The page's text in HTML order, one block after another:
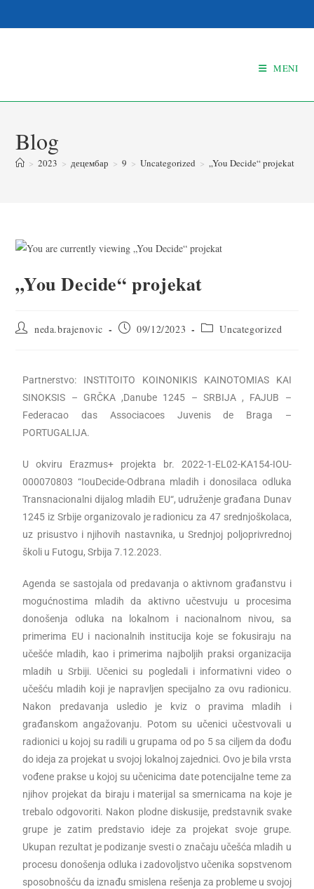
MENI
Blog
> 2023 > децембар > 9 > Uncategorized > „You Decide“ projekat
„You Decide“ projekat
neda.brajenovic 09/12/2023 Uncategorized
Partnerstvo: INSTITOITO KOINONIKIS KAINOTOMIAS KAI
SINOKSIS – GRČKA ,Danube 1245 – SRBIJA , FAJUB –
Federacao das Associacoes Juvenis de Braga –
PORTUGALIJA.
U okviru Erazmus+ projekta br. 2022-1-EL02-KA154-IOU-
000070803 “IouDecide-Odbrana mladih i donosilaca odluka
Transnacionalni dijalog mladih EU“, udruženje građana Dunav
1245 iz Srbije organizovalo je radionicu za 47 srednjoškolaca,
uz prisustvo i njihovih nastavnika, u Srednjoj poljoprivrednoj
školi u Futogu, Srbija 7.12.2023.
Agenda se sastojala od predavanja o aktivnom građanstvu i
mogućnostima mladih da aktivno učestvuju u procesima
donošenja odluka na lokalnom i nacionalnom nivou, sa
primerima EU i nacionalnih institucija koje se fokusiraju na
učešće mladih, kao i primerima najboljih praksi organizacija
mladih u Srbiji. Učenici su pogledali i informativni video o
učešću mladih koji je napravljen specijalno za ovu radionicu.
Nakon predavanja usledio je kviz o pravima mladih i
građanskom angažovanju. Potom su učenici učestvovali u
radionici u kojoj su radili u grupama od po 5 sa ​​ciljem da dođu
do ideja za projekat u svojoj lokalnoj zajednici. Ovo je bila vrsta
vođene prakse u kojoj su učenicima date potencijalne teme za
njihov projekat da biraju i materijal sa smernicama na koje je
trebalo odgovoriti. Nakon plodne diskusije, predstavnik svake
grupe je zatim predstavio ideje za projekat svoje grupe.
Ukupan rezultat je podizanje svesti o značaju učešća mladih u
procesu donošenja odluka i zadovoljstvo učenika sopstvenom
sposobnošću da iznađu smislena rešenja za probleme u svojoj